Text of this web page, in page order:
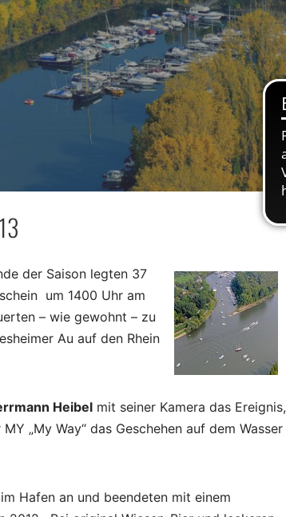
der Saison legten 37
um 1400 Uhr am
– wie gewohnt – zu
Au auf den Rhein
Heibel mit seiner Kamera das Ereignis,
„My Way“ das Geschehen auf dem Wasser
Hafen an und beendeten mit einem